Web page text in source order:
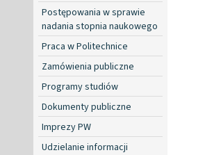
Postępowania w sprawie
nadania stopnia naukowego
Praca w Politechnice
Zamówienia publiczne
Programy studiów
Dokumenty publiczne
Imprezy PW
Udzielanie informacji